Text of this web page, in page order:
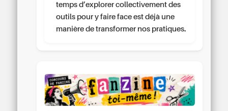
temps d’explorer collectivement des
outils pour y faire face est déjà une
manière de transformer nos pratiques.